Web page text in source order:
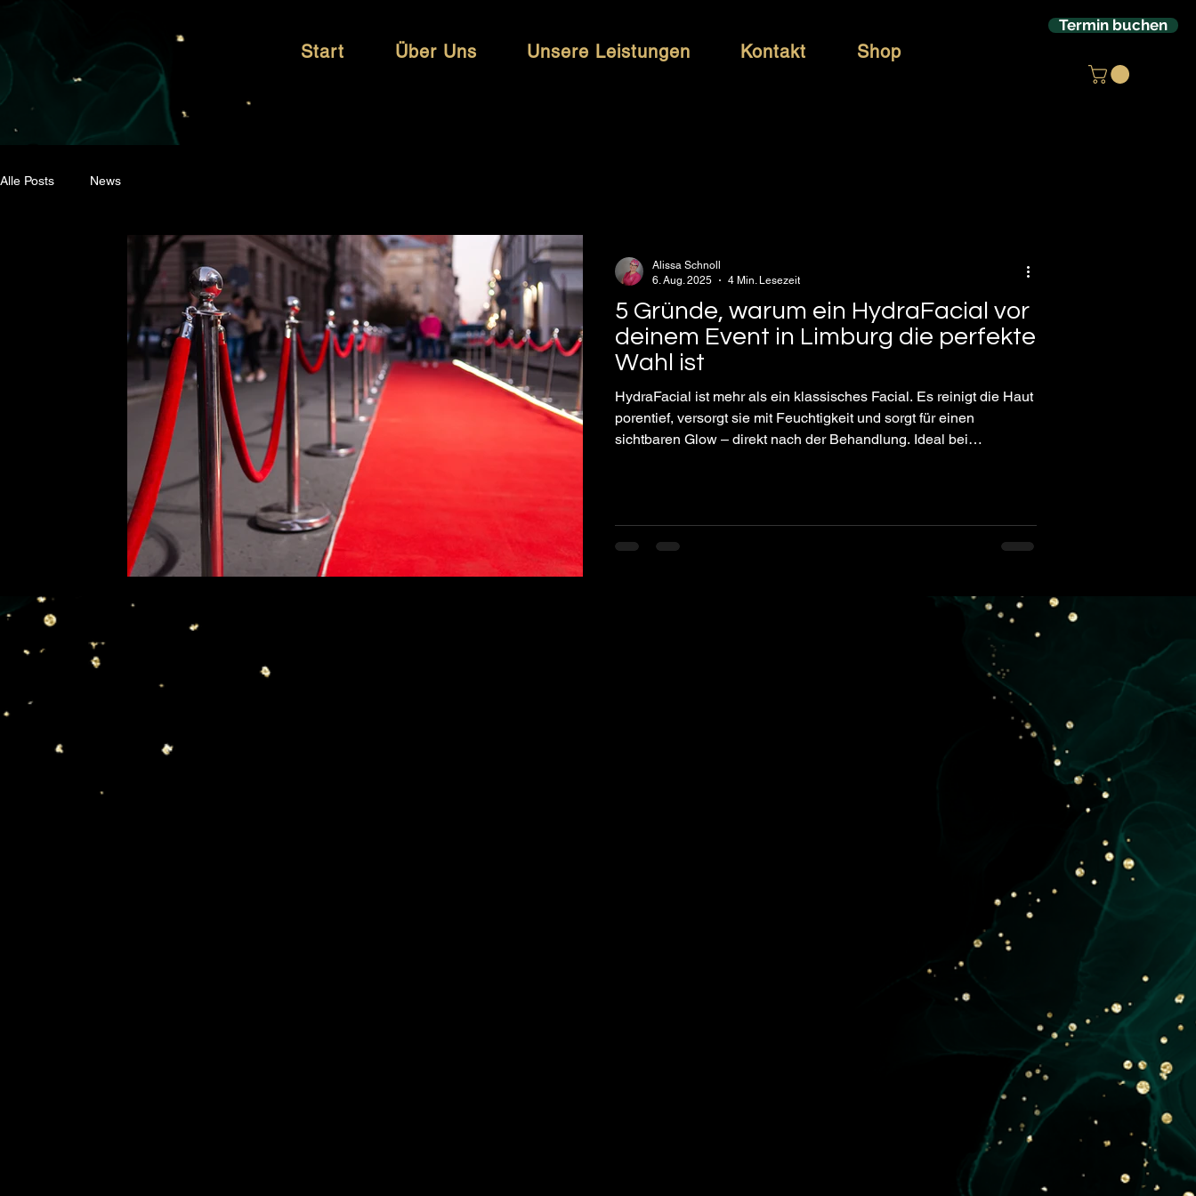
Termin buchen
Start Über Uns Unsere Leistungen Kontakt Shop
Alle Posts News
5 Gründe, warum ein HydraFacial vor
deinem Event in Limburg die perfekte
Wahl ist
HydraFacial ist mehr als ein klassisches Facial. Es reinigt die Haut
porentief, versorgt sie mit Feuchtigkeit und sorgt für einen
sichtbaren Glow – direkt nach der Behandlung. Ideal bei
Alissa Schnoll
6. Aug. 2025
4 Min. Lesezeit